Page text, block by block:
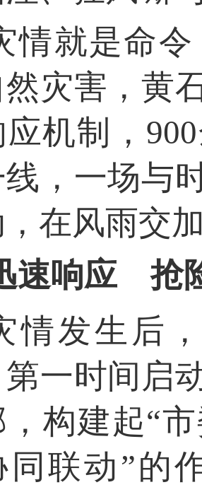
情就是命
然灾害，黄
应机制，
线，一场与
在风雨交
速响应 抢
情发生后
一时间启
构建起“
同联动”的